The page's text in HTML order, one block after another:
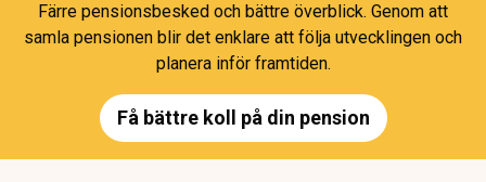
Färre pensionsbesked och bättre överblick. Genom att
samla pensionen blir det enklare att följa utvecklingen och
planera inför framtiden.
Få bättre koll på din pension